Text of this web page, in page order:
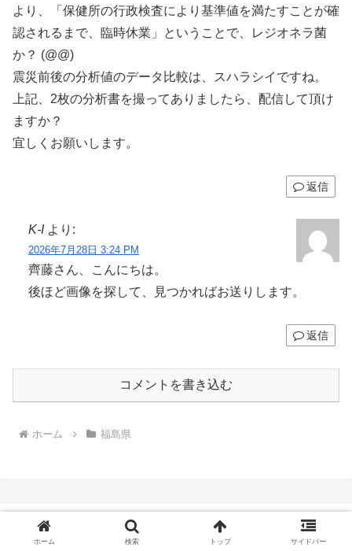
より、「保健所の行政検査により基準値を満たすことが確
認されるまで、臨時休業」ということで、レジオネラ菌
か？ (@@)
震災前後の分析値のデータ比較は、スハラシイですね。
上記、2枚の分析書を撮ってありましたら、配信して頂け
ますか？
宜しくお願いします。
返信
K-I より:
2026年7月28日 3:24 PM
齊藤さん、こんにちは。
後ほど画像を探して、見つかればお送りします。
返信
コメントを書き込む
ホーム 福島県
ホーム 検索 トップ サイドバー